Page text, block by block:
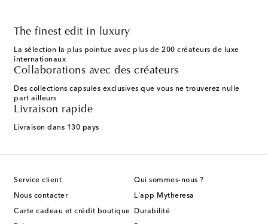
The finest edit in luxury
La sélection la plus pointue avec plus de 200 créateurs de luxe
internationaux
Collaborations avec des créateurs
Des collections capsules exclusives que vous ne trouverez nulle
part ailleurs
Livraison rapide
Livraison dans 130 pays
Service client
Nous contacter
Carte cadeau et crédit boutique
Qui sommes-nous ?
L'app Mytheresa
Durabilité